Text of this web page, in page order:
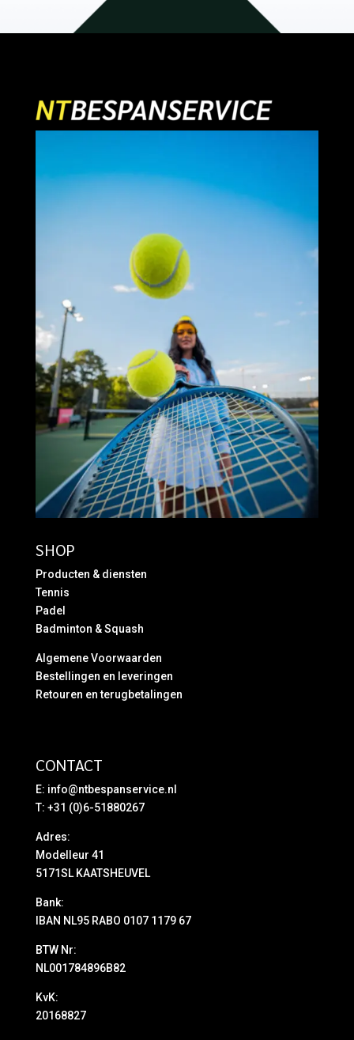
SHOP
Producten & diensten
Tennis
Padel
Badminton & Squash
Algemene Voorwaarden
Bestellingen en leveringen
Retouren en terugbetalingen
CONTACT
E: info@ntbespanservice.nl
T: +31 (0)6-51880267
Adres:
Modelleur 41
5171SL KAATSHEUVEL
Bank:
IBAN NL95 RABO 0107 1179 67
BTW Nr:
NL001784896B82
KvK:
20168827